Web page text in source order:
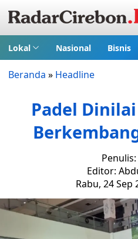
Lokal Nasional Bisnis
Beranda » Headline
Padel
Penulis:
Editor:
Rabu, 24 Sep